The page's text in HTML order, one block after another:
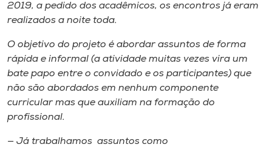
A+
2019, a pedido dos acadêmicos, os encontros já eram
realizados a noite toda.
O objetivo do projeto é abordar assuntos de forma
rápida e informal (a atividade muitas vezes vira um
bate papo entre o convidado e os participantes) que
não são abordados em nenhum componente
curricular mas que auxiliam na formação do
profissional.
— Já trabalhamos assuntos como